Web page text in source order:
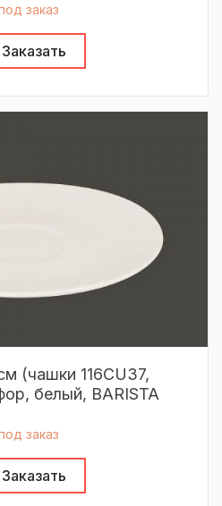
заказ
Заказать
(чашки 116CU37,
белый, BARISTA
заказ
Заказать